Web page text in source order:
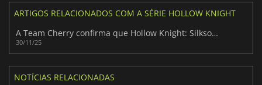
ARTIGOS RELACIONADOS COM A SÉRIE HOLLOW KNIGHT
A Team Cherry confirma que Hollow Knight: Silksong DLC está a ser desenvolvido
30/11/25
NOTÍCIAS RELACIONADAS